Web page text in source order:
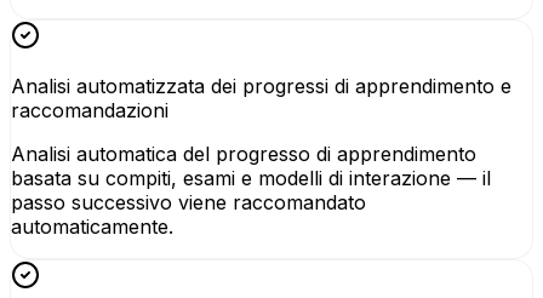
Analisi automatizzata dei progressi di apprendimento e
raccomandazioni
Analisi automatica del progresso di apprendimento
basata su compiti, esami e modelli di interazione — il
passo successivo viene raccomandato
automaticamente.